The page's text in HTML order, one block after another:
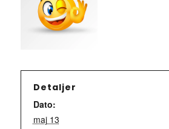
Detaljer
Dato:
maj 13